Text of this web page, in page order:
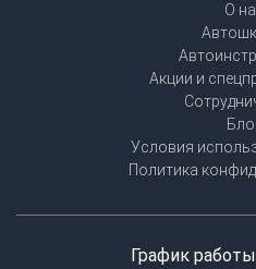
О
Акции и
Условия
Политика
График